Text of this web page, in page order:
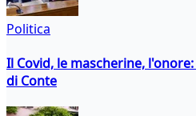
Politica
Il Covid, le mascherine,
di Conte